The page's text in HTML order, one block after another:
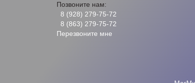
Позвоните нам:
8 (928) 279-75-72
8 (863) 279-75-72
Перезвоните мне